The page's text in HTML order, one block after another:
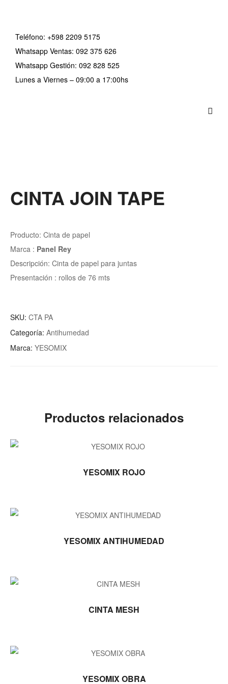
Teléfono: +598 2209 5175
Whatsapp Ventas: 092 375 626
Whatsapp Gestión: 092 828 525
Lunes a Viernes – 09:00 a 17:00hs
CINTA JOIN TAPE
Producto: Cinta de papel
Marca : Panel Rey
Descripción: Cinta de papel para juntas
Presentación : rollos de 76 mts
SKU: CTA PA
Categoría: Antihumedad
Marca: YESOMIX
Productos relacionados
LEER MÁS
YESOMIX ROJO
LEER MÁS
YESOMIX ANTIHUMEDAD
LEER MÁS
CINTA MESH
LEER MÁS
YESOMIX OBRA